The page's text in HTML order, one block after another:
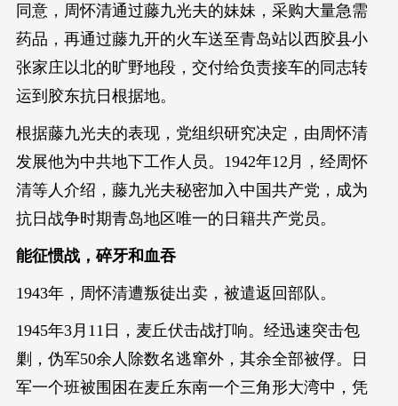
同意，周怀清通过藤九光夫的妹妹，采购大量急需
药品，再通过藤九开的火车送至青岛站以西胶县小
张家庄以北的旷野地段，交付给负责接车的同志转
运到胶东抗日根据地。
根据藤九光夫的表现，党组织研究决定，由周怀清
发展他为中共地下工作人员。1942年12月，经周怀
清等人介绍，藤九光夫秘密加入中国共产党，成为
抗日战争时期青岛地区唯一的日籍共产党员。
能征惯战，碎牙和血吞
1943年，周怀清遭叛徒出卖，被遣返回部队。
1945年3月11日，麦丘伏击战打响。经迅速突击包
剿，伪军50余人除数名逃窜外，其余全部被俘。日
军一个班被围困在麦丘东南一个三角形大湾中，凭